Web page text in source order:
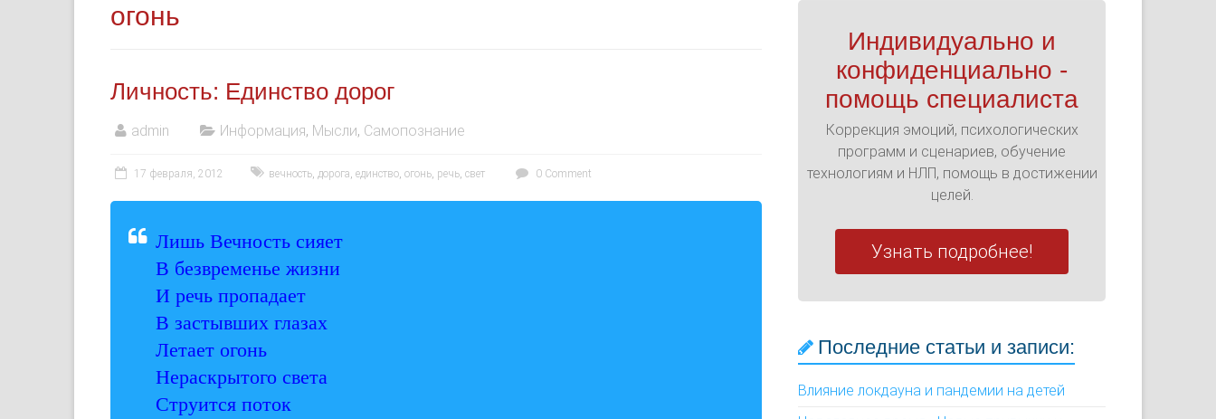
огонь
Личность: Единство дорог
admin Информация, Мысли, Самопознание
17 февраля, 2012 вечность, дорога, единство, огонь, речь, свет 0 Comment
Лишь Вечность сияет
В безвременье жизни
И речь пропадает
В застывших глазах
Летает огонь
Нераскрытого света
Струится поток
Индивидуально и
конфиденциально -
помощь специалиста
Коррекция эмоций, психологических
программ и сценариев, обучение
технологиям и НЛП, помощь в достижении
целей.
Узнать подробнее!
Последние статьи и записи:
Влияние локдауна и пандемии на детей